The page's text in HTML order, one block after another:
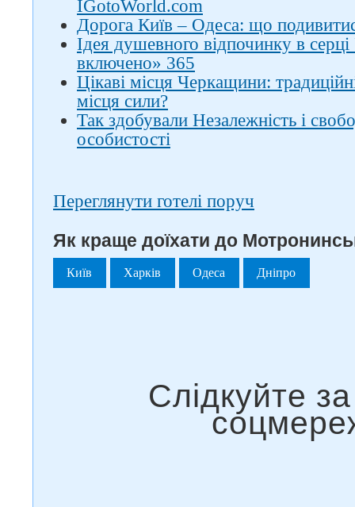
IGotoWorld.com
Дорога Київ – Одеса: що
Ідея душевного відпочинку в
включено» 365
Цікаві місця Черкащини:
місця сили?
Так здобували Незалежність і
особистості
Переглянути готелі поруч
Як краще доїхати до
Київ Харків Одеса Дніпро